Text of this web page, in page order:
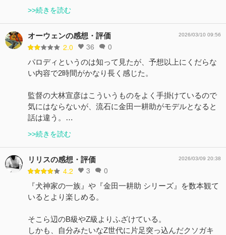
>>続きを読む
オーウェンの感想・評価
2.0 36 0
2026/03/10 09:56
パロディというのは知って見たが、予想以上にくだらな
い内容で2時間がかなり長く感じた。
監督の大林宣彦はこういうものをよく手掛けているので
気にはならないが、流石に金田一耕助がモデルとなると
話は違う。…
>>続きを読む
リリスの感想・評価
4.2 3 0
2026/03/09 20:38
『犬神家の一族』や『金田一耕助 シリーズ』を数本観て
いるとより楽しめる。
そこら辺のB級やZ級よりふざけている。
しかも、自分みたいなZ世代に片足突っ込んだクソガキ